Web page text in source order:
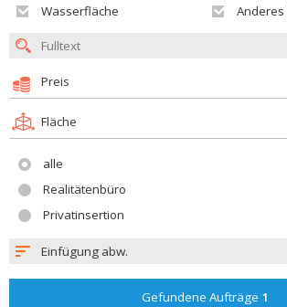
Wasserfläche
Anderes
Preis
Fläche
alle
Realitätenbüro
Privatinsertion
Einfügung abw.
Gefundene Aufträge 1